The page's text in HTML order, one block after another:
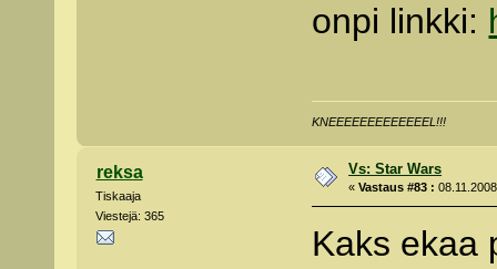
onpi linkki:
KNEEEEEEEEEEEEEL!!!
reksa
Tiskaaja
Viestejä: 365
Vs: Star Wars
«Vastaus #83 :
Kaks ekaa